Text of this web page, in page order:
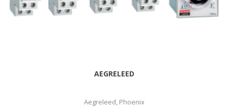
AEGRELEED
Aegreleed, Phoenix